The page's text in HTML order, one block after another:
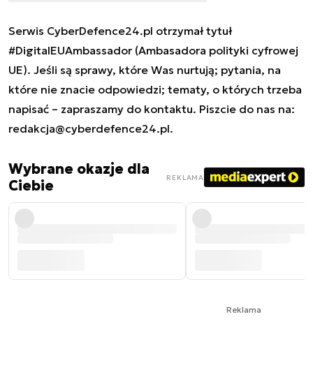
Serwis CyberDefence24.pl otrzymał tytuł
#DigitalEUAmbassador (Ambasadora polityki cyfrowej
UE). Jeśli są sprawy, które Was nurtują; pytania, na
które nie znacie odpowiedzi; tematy, o których trzeba
napisać – zapraszamy do kontaktu. Piszcie do nas na:
redakcja@cyberdefence24.pl.
Wybrane okazje dla
Ciebie
REKLAMA
Reklama